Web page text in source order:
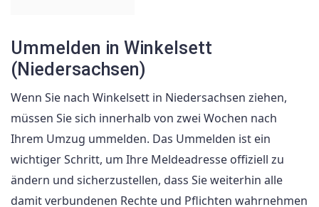
Ummelden in Winkelsett
(Niedersachsen)
Wenn Sie nach Winkelsett in Niedersachsen ziehen,
müssen Sie sich innerhalb von zwei Wochen nach
Ihrem Umzug ummelden. Das Ummelden ist ein
wichtiger Schritt, um Ihre Meldeadresse offiziell zu
ändern und sicherzustellen, dass Sie weiterhin alle
damit verbundenen Rechte und Pflichten wahrnehmen